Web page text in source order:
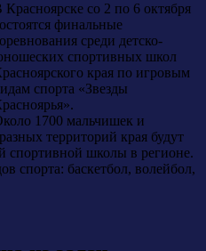
Красноярске со 2 по 6 октября
финальные
среди детско-
спортивных школ
края по игровым
спорта «Звезды
1700 мальчишек и
территорий края будут
спортивной школы в регионе.
спорта: баскетбол, волейбол,